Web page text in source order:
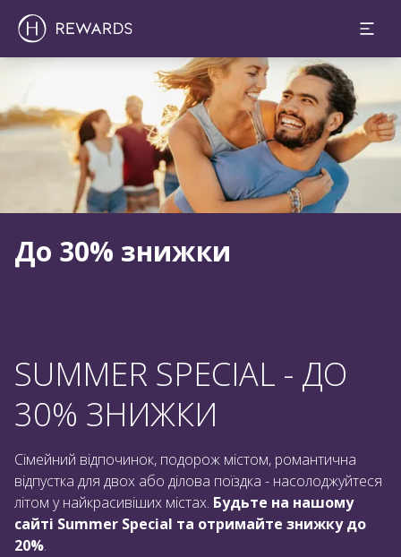
Слайд 1 з 1
До 30% знижки
SUMMER SPECIAL - ДО
30% ЗНИЖКИ
Сімейний відпочинок, подорож містом, романтична
відпустка для двох або ділова поїздка - насолоджуйтеся
літом у найкрасивіших містах. Будьте на нашому
сайті Summer Special та отримайте знижку до
20%.